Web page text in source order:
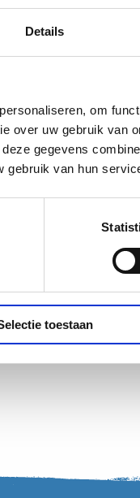
Details
om
over uw gebruik van
gegevens
gebruik van hun
toestaan